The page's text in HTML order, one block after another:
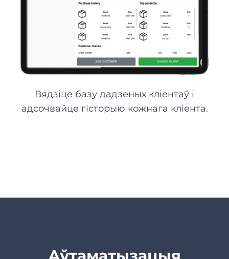
Вядзіце базу дадзеных кліентаў і
адсочвайце гісторыю кожнага кліента.